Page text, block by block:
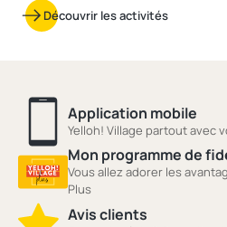
Découvrir les activités
Application mobile
Yelloh! Village partout avec
Mon programme de
Vous allez adorer les
Plus
Avis clients